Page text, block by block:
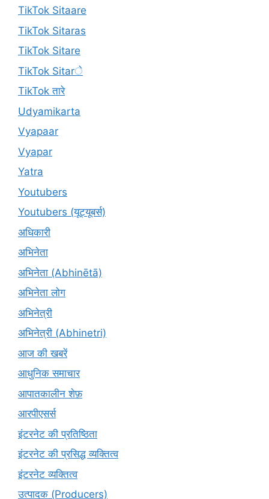
TikTok Sitaare
TikTok Sitaras
TikTok Sitare
TikTok Sitarे
TikTok तारे
Udyamikarta
Vyapaar
Vyapar
Yatra
Youtubers
Youtubers (यूट्यूबर्स)
अधिकारी
अभिनेता
अभिनेता (Abhinētā)
अभिनेता लोग
अभिनेत्री
अभिनेत्री (Abhinetri)
आज की खबरें
आधुनिक समाचार
आपातकालीन शेफ़
आरपीएसर्स
इंटरनेट की प्रतिष्ठिता
इंटरनेट की प्रसिद्ध व्यक्तित्व
इंटरनेट व्यक्तित्व
उत्पादक (Producers)